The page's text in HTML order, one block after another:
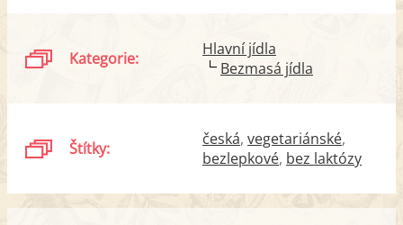
Kategorie:
Hlavní jídla
Bezmasá jídla
Štítky: česká vegetariánské
bezlepkové bez laktózy